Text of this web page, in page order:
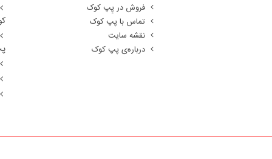
فروش در پِپ کوک
تماس با پپ کوک
نقشه سایت
درباره‌ی پپ کوک